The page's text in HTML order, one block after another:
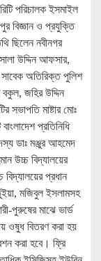
পরিচালক ইসমাইল
বিজ্ঞান ও প্রযুক্তি
ছিলেন নবীনগর
উদ্দিন আফসার,
সাবেক অতিরিক্ত পুলিশ
বকুল, জহির উদ্দিন
সভাপতি মাষ্টার মোঃ
প্রতিনিধি
ডাঃ মঞ্জুর আহমেদ
উচ্চ বিদ্যালয়ের
প্রধান
মজিবুল ইসলামসহ
পুরুষের মাঝে ভার্ড
ওষুধ বিতরণ করা হয়
করা হবে। ফ্রি